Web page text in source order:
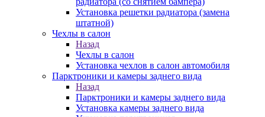
Установка решетки радиатора (замена
штатной)
Чехлы в салон
Назад
Чехлы в салон
Установка чехлов в салон автомобиля
Парктроники и камеры заднего вида
Назад
Парктроники и камеры заднего вида
Установка камеры заднего вида